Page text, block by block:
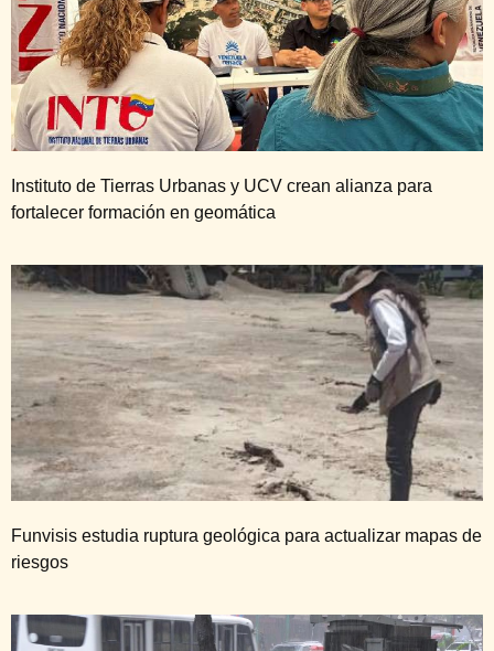
Instituto de Tierras Urbanas y UCV crean alianza para
fortalecer formación en geomática
Funvisis estudia ruptura geológica para actualizar mapas de
riesgos